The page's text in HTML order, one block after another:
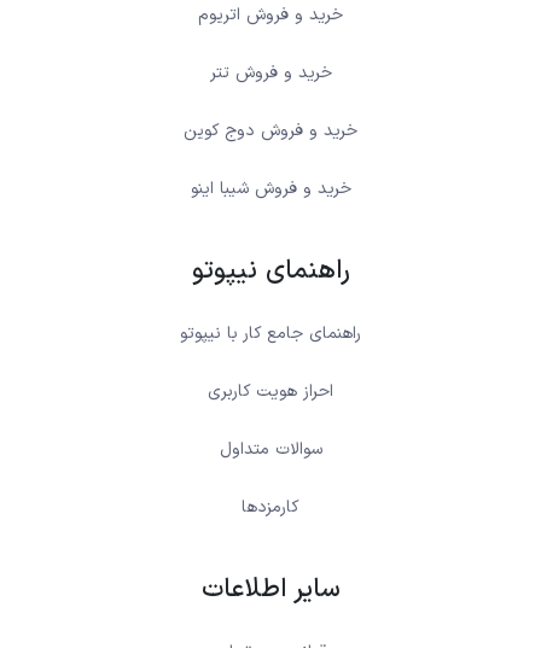
خرید و فروش اتریوم
خرید و فروش تتر
خرید و فروش دوج کوین
خرید و فروش شیبا اینو
راهنمای نیپوتو
راهنمای جامع کار با نیپوتو
احراز هویت کاربری
سوالات متداول
کارمزدها
سایر اطلاعات